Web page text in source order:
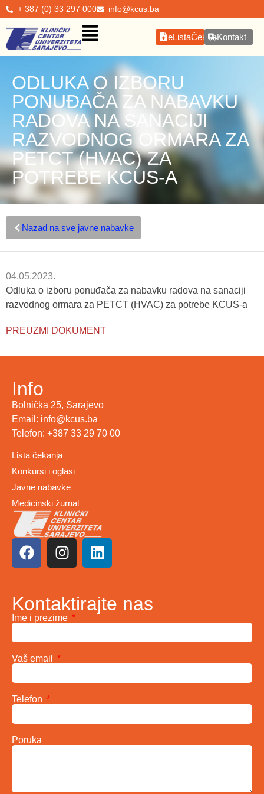
+ 387 (0) 33 297 000 info@kcus.ba
eListaČekanjaKontakt
ODLUKA O IZBORU
PONUĐAČA ZA NABAVKU
RADOVA NA SANACIJI
RAZVODNOG ORMARA ZA
PETCT (HVAC) ZA
POTREBE KCUS-A
Nazad na sve javne nabavke
04.05.2023.
Odluka o izboru ponuđača za nabavku radova na sanaciji
razvodnog ormara za PETCT (HVAC) za potrebe KCUS-a
PREUZMI DOKUMENT
Info
Bolnička 25, Sarajevo
Email: info@kcus.ba
Telefon: +387 33 29 70 00
Lista čekanja
Konkursi i oglasi
Javne nabavke
Medicinski žurnal
Kontaktirajte nas
Ime i prezime
Vaš email
Telefon
Poruka